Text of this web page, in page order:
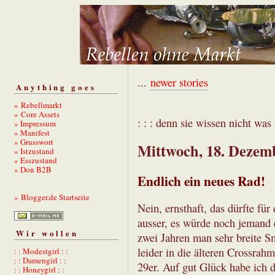
Anything goes
» Rebellmarkt
» Core Assets
» Impressum
» Manifest
» Grusswort
» Istzustand
» Esszustand
» Don B2B
» Blogger.de Startseite
Wir wollen
: : Modestgirl : :
: : Damengirl : :
: : Honeygirl : :
... newer stories
: : : denn sie wissen nicht
Mittwoch, 18.
Endlich ein neues Rad!
Nein, ernsthaft, das dürfte für
ausser, es würde noch
zwei Jahren man sehr breite
leider in die älteren
29er. Auf gut Glück habe ich